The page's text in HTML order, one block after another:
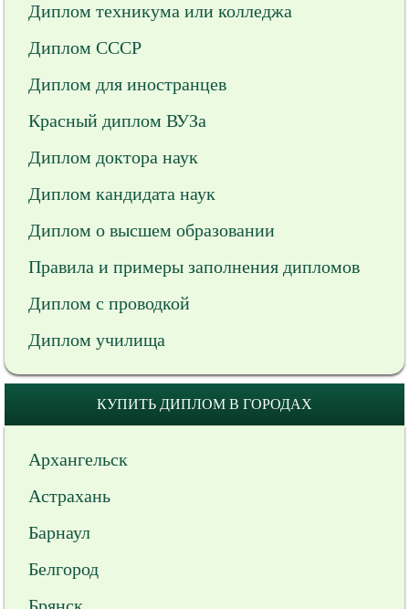
Диплом техникума или колледжа
Диплом СССР
Диплом для иностранцев
Красный диплом ВУЗа
Диплом доктора наук
Диплом кандидата наук
Диплом о высшем образовании
Правила и примеры заполнения дипломов
Диплом с проводкой
Диплом училища
КУПИТЬ ДИПЛОМ В ГОРОДАХ
Архангельск
Астрахань
Барнаул
Белгород